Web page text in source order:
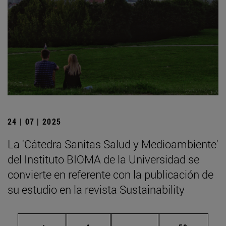
24 | 07 | 2025
La 'Cátedra Sanitas Salud y Medioambiente'
del Instituto BIOMA de la Universidad se
convierte en referente con la publicación de
su estudio en la revista Sustainability